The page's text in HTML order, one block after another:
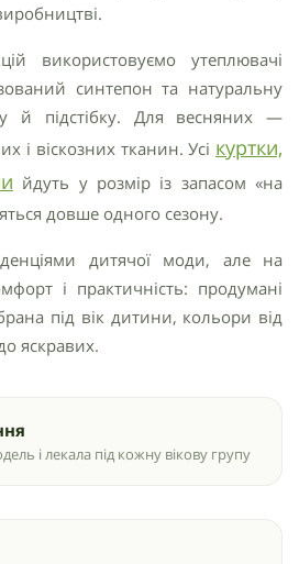
використовуємо утеплювачі
синтепон та натуральну
й підстібку. Для весняних —
і віскозних тканин. Усі куртки,
йдуть у розмір із запасом «на
довше одного сезону.
дитячої моди, але на
і практичність: продумані
під вік дитини, кольори від
яскравих.
і лекала під кожну вікову групу